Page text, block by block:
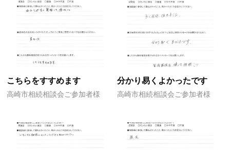
こちらをすすめます
高崎市相続相談会ご参加者様
分かり易くよかったです
高崎市相続相談会ご参加者様